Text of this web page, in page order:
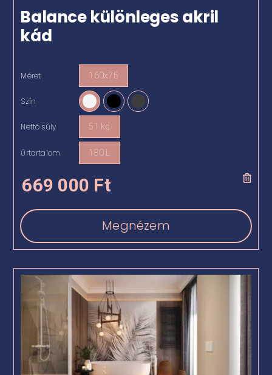
Balance különleges akril
kád
Méret 160x75
Szín
Nettó súly 51 kg
Űrtartalom 180 L
669 000 Ft
Megnézem